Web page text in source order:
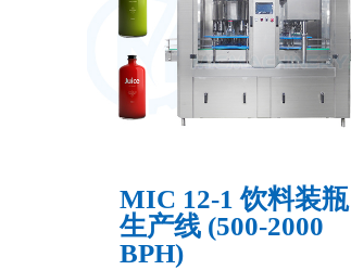
MIC 12-1 饮料装瓶
生产线 (500-2000
BPH)